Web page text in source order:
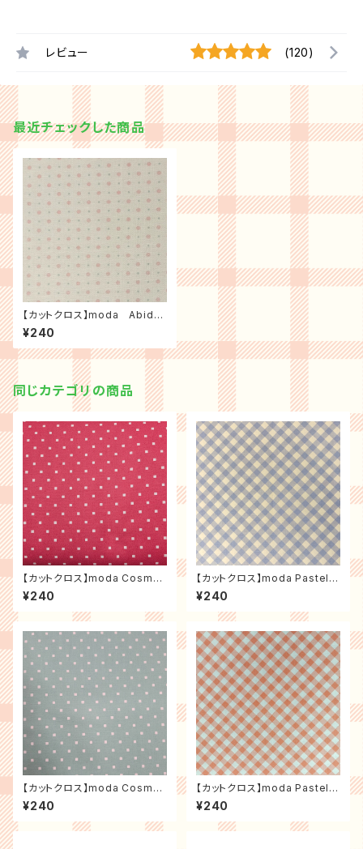
レビュー (120)
最近チェックした商品
【カットクロス】moda Abide
プチドット（ベビーピンク）
¥240
同じカテゴリの商品
【カットクロス】moda Cosmo
Dot スクエアドット（ローズ）
¥240
【カットクロス】moda Pastel P
rairie バイアスチェック（ミスト）
¥240
【カットクロス】moda Cosmo
Dot スクエアドット（グリーン）
¥240
【カットクロス】moda Pastel P
rairie バイアスチェック（コーラ
ル）
¥240